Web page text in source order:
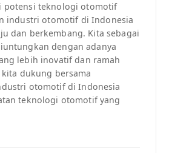
potensi teknologi otomotif
industri otomotif di Indonesia
dan berkembang. Kita sebagai
dengan adanya
lebih inovatif dan ramah
dukung bersama
otomotif di Indonesia
teknologi otomotif yang